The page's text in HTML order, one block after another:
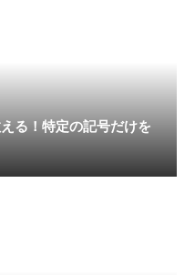
る！特定の記号だけを